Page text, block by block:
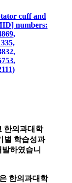
cuff and
numbers:
한의과대학
별 학습성과
하였습니
한의과대학